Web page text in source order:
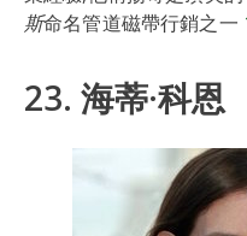
斯命名管道磁帶行銷之一
23. 海蒂·科恩